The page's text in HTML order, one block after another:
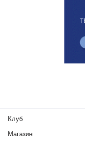
Клуб
Магазин